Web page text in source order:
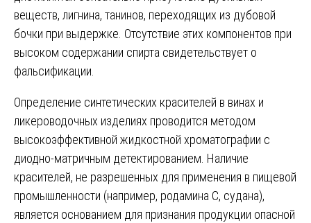
веществ, лигнина, танинов, переходящих из дубовой
бочки при выдержке. Отсутствие этих компонентов при
высоком содержании спирта свидетельствует о
фальсификации.
Определение синтетических красителей в винах и
ликероводочных изделиях проводится методом
высокоэффективной жидкостной хроматографии с
диодно-матричным детектированием. Наличие
красителей, не разрешенных для применения в пищевой
промышленности (например, родамина С, судана),
является основанием для признания продукции опасной